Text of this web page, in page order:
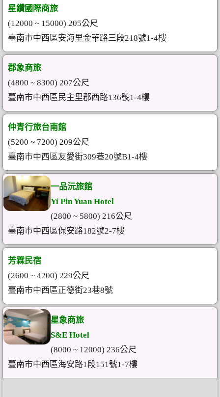
星鑽國際商旅
(12000 ~ 15000) 205公尺
臺南市中西區安海里金華路三段218號1-4樓
郡象商旅
(4800 ~ 8300) 207公尺
臺南市中西區民主里郡西路136號1-4樓
仲青行旅台南館
(5200 ~ 7200) 209公尺
臺南市中西區友愛街309巷20號B1-4樓
一品沅旅館
Yi Pin Yuan Hotel
(2800 ~ 5800) 216公尺
臺南市中西區保安路182號2-7樓
芳霖民宿
(2600 ~ 4200) 229公尺
臺南市中西區正德街23巷8號
星象商旅
S&E Hotel
(8000 ~ 12000) 236公尺
臺南市中西區海安路1段151號1-7樓